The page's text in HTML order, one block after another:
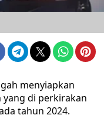
menyiapkan
di perkirakan
tahun 2024.